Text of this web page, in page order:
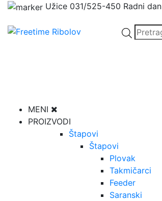
Užice 031/525-450 Radni
search
MENI
PROIZVODI
Štapovi
Štapovi
Plovak
Takmičarci
Feeder
Saranski